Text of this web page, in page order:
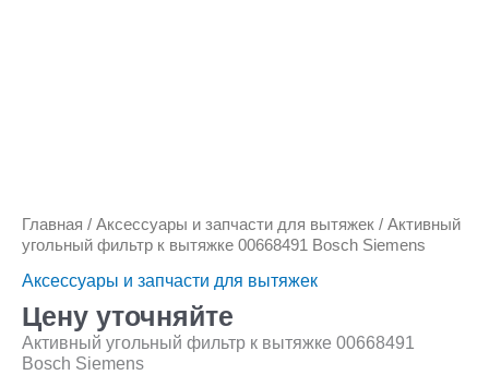
Главная / Аксессуары и запчасти для вытяжек / Активный
угольный фильтр к вытяжке 00668491 Bosch Siemens
Аксессуары и запчасти для вытяжек
Цену уточняйте
Активный угольный фильтр к вытяжке 00668491
Bosch Siemens